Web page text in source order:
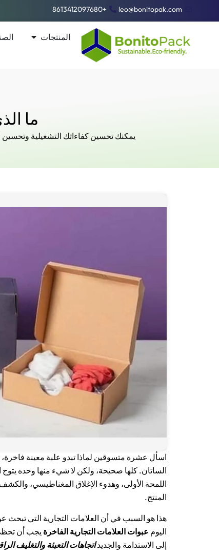
leo@bonitopak.com
+8613412097680
المنتجات
ما
يمكنك تحسين كفاءاتك التشغيلية
اسأل عشرة متسوقين لماذا تبدو علبة معينة
الساتان. كلها صحيحة، ولكن لا شيء منها وحده يتوج
اللمحة الأولى، وهدوء الإغلاق المغناطيسي،
المنتج.
هذا هو السبب في أن العلامات التجارية التي تبحث
اليوم عبوات العلامات التجارية الفاخرة يجب أن تحظى
إلى الاستدامة والجديداتجاهات التعبئة والتغليف